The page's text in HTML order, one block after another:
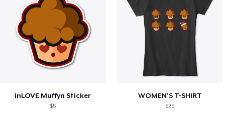
inLOVE Muffyn Sticker
$5
WOMEN'S T-SHIRT
$25